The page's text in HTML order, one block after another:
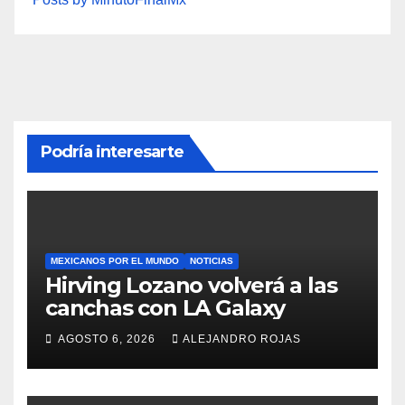
Podría interesarte
MEXICANOS POR EL MUNDO NOTICIAS
Hirving Lozano volverá a las
canchas con LA Galaxy
AGOSTO 6, 2026 ALEJANDRO ROJAS